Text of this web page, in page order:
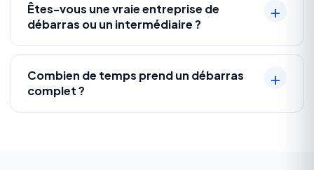
Êtes-vous une vraie entreprise de
débarras ou un intermédiaire ?
Combien de temps prend un débarras
complet ?